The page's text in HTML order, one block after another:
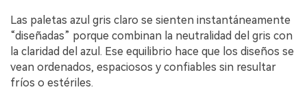
Las paletas azul gris claro se sienten instantáneamente
“diseñadas” porque combinan la neutralidad del gris con
la claridad del azul. Ese equilibrio hace que los diseños se
vean ordenados, espaciosos y confiables sin resultar
fríos o estériles.